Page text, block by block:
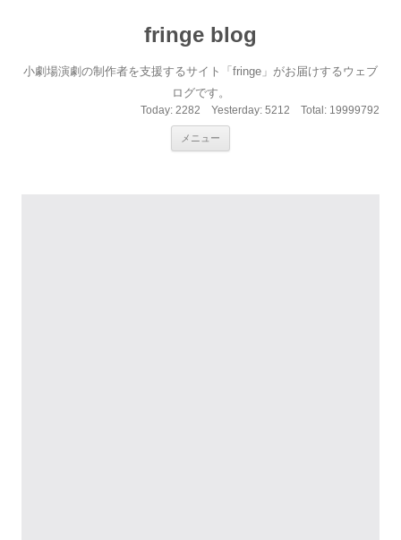
fringe blog
小劇場演劇の制作者を支援するサイト「fringe」がお届けするウェブ
ログです。
Today: 2282 Yesterday: 5212 Total: 19999792
メニュー